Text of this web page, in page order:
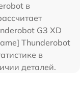
в
G3 XD
Thunderobot
в
деталей.